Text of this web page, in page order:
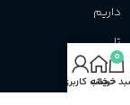
داریم
تا
نوید
0
خریدخانه
حساب کاربری من